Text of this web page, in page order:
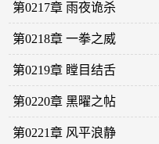
第0217章 雨夜诡杀
第0218章 一拳之威
第0219章 瞠目结舌
第0220章 黑曜之帖
第0221章 风平浪静